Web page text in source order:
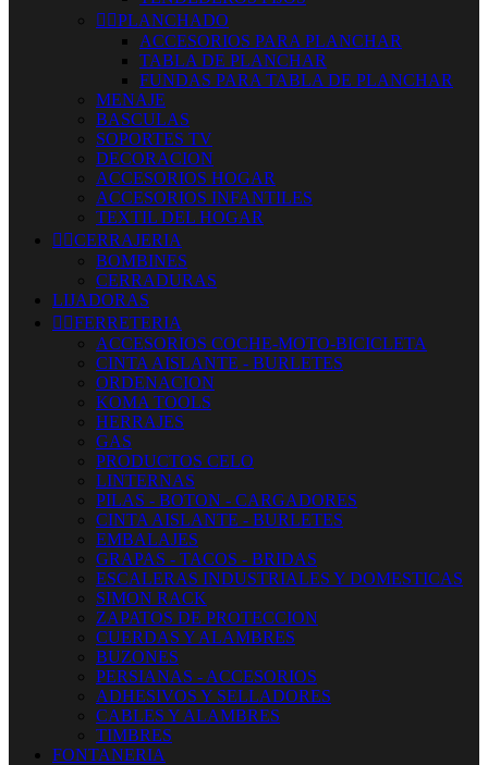
 PLANCHADO
ACCESORIOS PARA PLANCHAR
TABLA DE PLANCHAR
FUNDAS PARA TABLA DE PLANCHAR
MENAJE
BASCULAS
SOPORTES TV
DECORACION
ACCESORIOS HOGAR
ACCESORIOS INFANTILES
TEXTIL DEL HOGAR
 CERRAJERIA
BOMBINES
CERRADURAS
LIJADORAS
 FERRETERIA
ACCESORIOS COCHE-MOTO-BICICLETA
CINTA AISLANTE - BURLETES
ORDENACION
KOMA TOOLS
HERRAJES
GAS
PRODUCTOS CELO
LINTERNAS
PILAS - BOTON - CARGADORES
CINTA AISLANTE - BURLETES
EMBALAJES
GRAPAS - TACOS - BRIDAS
ESCALERAS INDUSTRIALES Y DOMESTICAS
SIMON RACK
ZAPATOS DE PROTECCION
CUERDAS Y ALAMBRES
BUZONES
PERSIANAS - ACCESORIOS
ADHESIVOS Y SELLADORES
CABLES Y ALAMBRES
TIMBRES
FONTANERIA